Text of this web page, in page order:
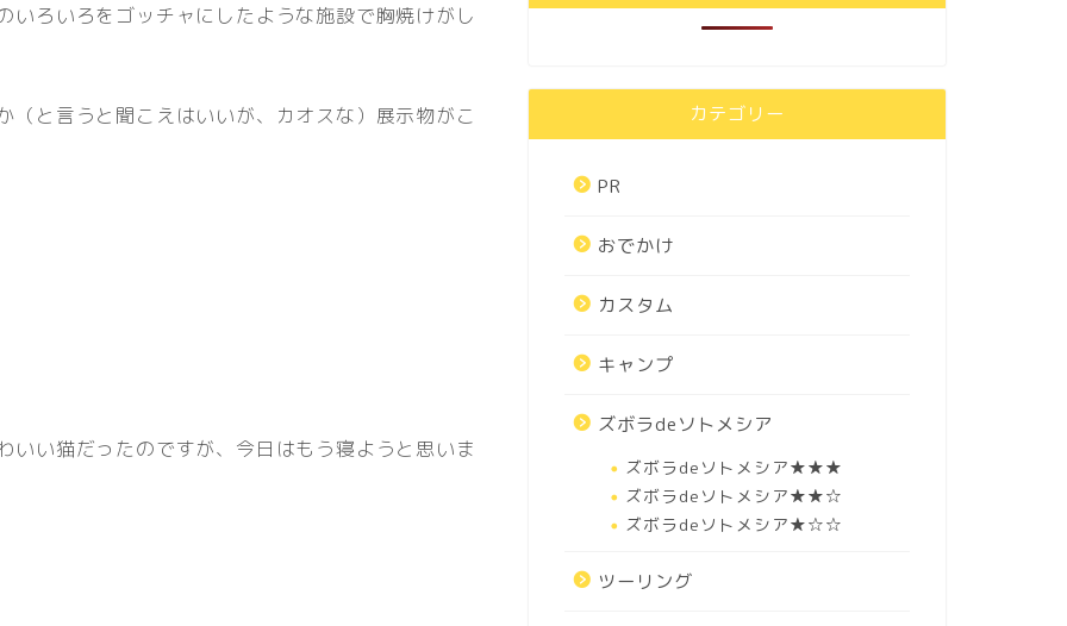
いろいろをゴッチャにしたような施設で胸焼けがし
（と言うと聞こえはいいが、カオスな）展示物がこ
いい猫だったのですが、今日はもう寝ようと思いま
カテゴリー
PR
おでかけ
カスタム
キャンプ
ズボラdeソトメシア
ズボラdeソトメシア★★★
ズボラdeソトメシア★★☆
ズボラdeソトメシア★☆☆
ツーリング